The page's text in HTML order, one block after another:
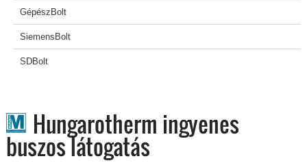
GépészBolt
SiemensBolt
SDBolt
Hungarotherm ingyenes
buszos látogatás